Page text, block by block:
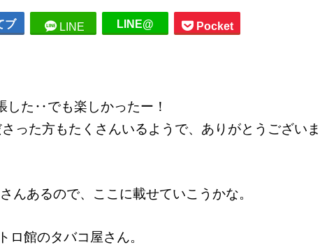
ブ LINE LINE@ Pocket
した‥でも楽しかったー！
った方もたくさんいるようで、ありがとうございま
んあるので、ここに載せていこうかな。
ロ館のタバコ屋さん。